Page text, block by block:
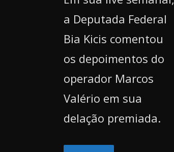
a Deputada Federal
Bia Kicis comentou
os depoimentos do
operador Marcos
Valério em sua
delação premiada.